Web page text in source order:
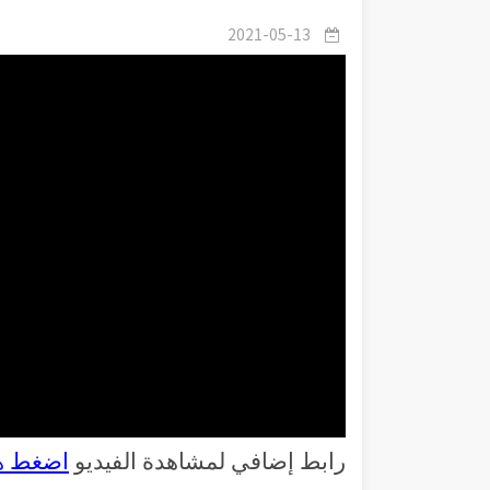
2021-05-13
رابط إضافي لمشاهدة الفيديو اضغط